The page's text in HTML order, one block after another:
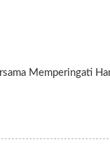
Memperingati